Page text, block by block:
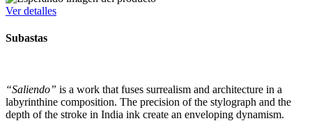
Ver detalles
Subastas
“Saliendo” is a work that fuses surrealism and architecture in a
labyrinthine composition. The precision of the stylograph and the
depth of the stroke in India ink create an enveloping dynamism.